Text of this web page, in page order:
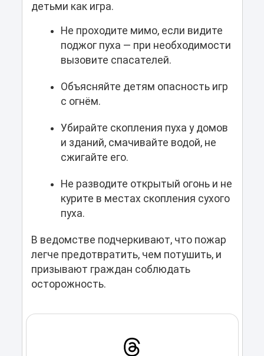
детьми как игра.
Не проходите мимо, если видите
поджог пуха — при необходимости
вызовите спасателей.
Объясняйте детям опасность игр
с огнём.
Убирайте скопления пуха у домов
и зданий, смачивайте водой, не
сжигайте его.
Не разводите открытый огонь и не
курите в местах скопления сухого
пуха.
В ведомстве подчеркивают, что пожар
легче предотвратить, чем потушить, и
призывают граждан соблюдать
осторожность.